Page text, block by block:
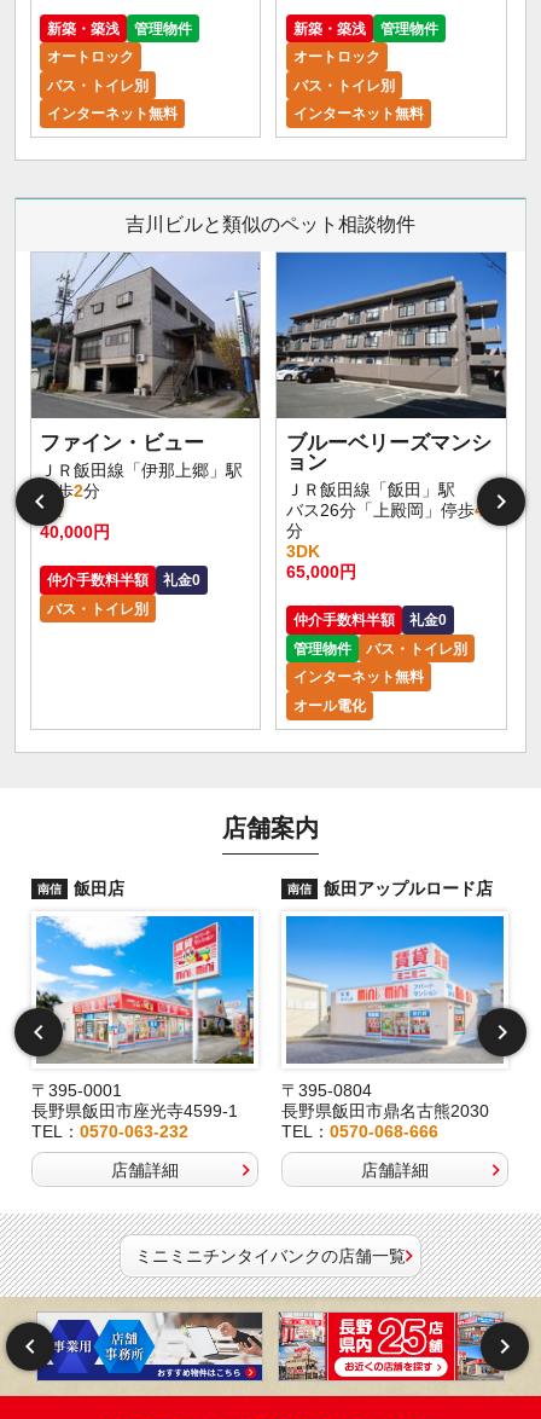
新築・築浅
管理物件
オートロック
バス・トイレ別
インターネット無料
新築・築浅
管理物件
オートロック
バス・トイレ別
インターネット無料
吉川ビルと類似のペット相談物件
ファイン・ビュー
ＪＲ飯田線「伊那上郷」駅
徒歩2分
1K
40,000円
仲介手数料半額
礼金0
バス・トイレ別
ブルーベリーズマンシ
ョン
ＪＲ飯田線「飯田」駅
バス26分「上殿岡」停歩4
分
3DK
65,000円
仲介手数料半額
礼金0
管理物件
バス・トイレ別
インターネット無料
オール電化
店舗案内
南信 飯田店
〒395-0001
長野県飯田市座光寺4599-1
TEL： 0570-063-232
店舗詳細
南信 飯田アップルロード店
〒395-0804
長野県飯田市鼎名古熊2030
TEL：0570-068-666
店舗詳細
ミニミニチンタイバンクの店舗一覧